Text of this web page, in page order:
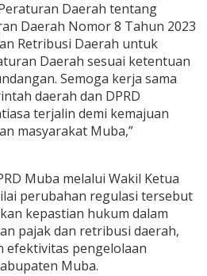
Daerah tentang
Daerah Nomor 8 Tahun 2023
Retribusi Daerah untuk
Daerah sesuai ketentuan
Semoga kerja sama
daerah dan DPRD
terjalin demi kemajuan
masyarakat Muba,”
Muba melalui Wakil Ketua
perubahan regulasi tersebut
kepastian hukum dalam
pajak dan retribusi daerah,
efektivitas pengelolaan
Muba.